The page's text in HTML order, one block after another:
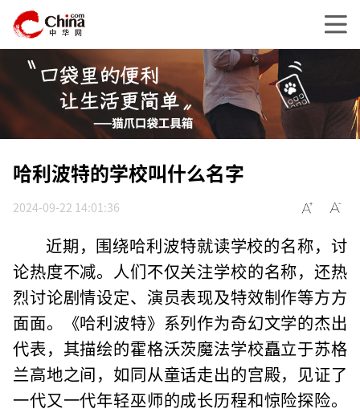
哈利波特的学校叫什么名字
2024-09-22 14:01:36
近期，围绕哈利波特就读学校的名称，讨
论热度不减。人们不仅关注学校的名称，还热
烈讨论剧情设定、演员表现及特效制作等方方
面面。《哈利波特》系列作为奇幻文学的杰出
代表，其描绘的霍格沃茨魔法学校矗立于苏格
兰高地之间，如同从童话走出的宫殿，见证了
一代又一代年轻巫师的成长历程和惊险探险。